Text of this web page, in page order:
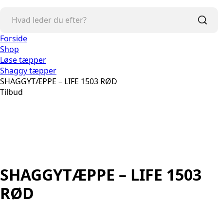
Forside
Shop
Løse tæpper
Shaggy tæpper
SHAGGYTÆPPE – LIFE 1503 RØD
Tilbud
SHAGGYTÆPPE – LIFE 1503
RØD